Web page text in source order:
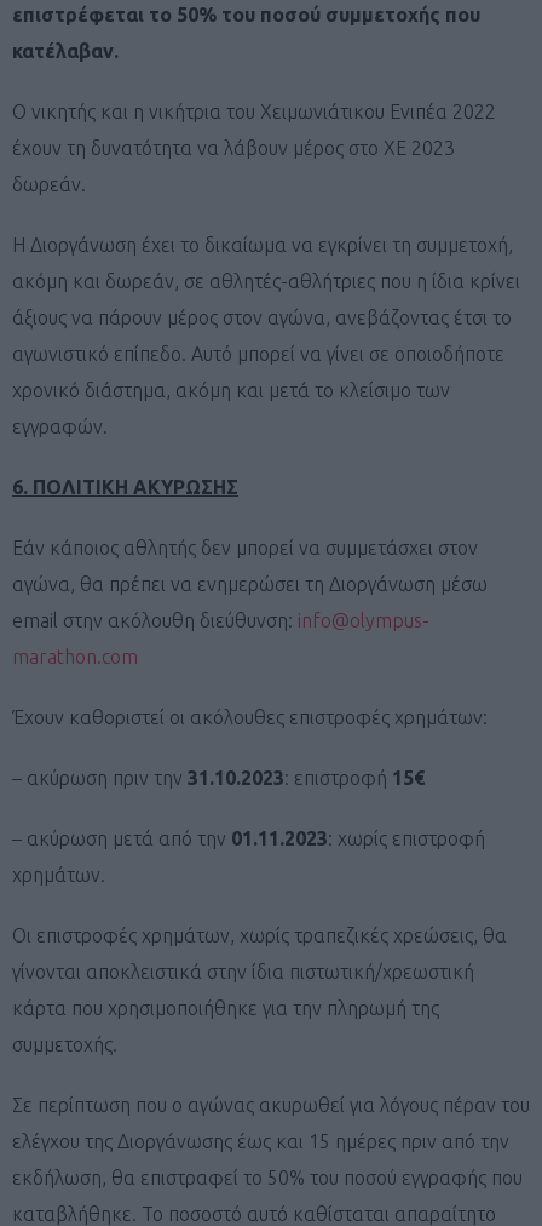
επιστρέφεται το 50% του ποσού συμμετοχής που
κατέλαβαν.
Ο νικητής και η νικήτρια του Χειμωνιάτικου Ενιπέα 2022
έχουν τη δυνατότητα να λάβουν μέρος στο ΧΕ 2023
δωρεάν.
Η Διοργάνωση έχει το δικαίωμα να εγκρίνει τη συμμετοχή,
ακόμη και δωρεάν, σε αθλητές-αθλήτριες που η ίδια κρίνει
άξιους να πάρουν μέρος στον αγώνα, ανεβάζοντας έτσι το
αγωνιστικό επίπεδο. Αυτό μπορεί να γίνει σε οποιοδήποτε
χρονικό διάστημα, ακόμη και μετά το κλείσιμο των
εγγραφών.
6. ΠΟΛΙΤΙΚΗ ΑΚΥΡΩΣΗΣ
Εάν κάποιος αθλητής δεν μπορεί να συμμετάσχει στον
αγώνα, θα πρέπει να ενημερώσει τη Διοργάνωση μέσω
email στην ακόλουθη διεύθυνση: info@olympus-
marathon.com
Έχουν καθοριστεί οι ακόλουθες επιστροφές χρημάτων:
– ακύρωση πριν την 31.10.2023: επιστροφή 15€
– ακύρωση μετά από την 01.11.2023: χωρίς επιστροφή
χρημάτων.
Οι επιστροφές χρημάτων, χωρίς τραπεζικές χρεώσεις, θα
γίνονται αποκλειστικά στην ίδια πιστωτική/χρεωστική
κάρτα που χρησιμοποιήθηκε για την πληρωμή της
συμμετοχής.
Σε περίπτωση που ο αγώνας ακυρωθεί για λόγους πέραν του
ελέγχου της Διοργάνωσης έως και 15 ημέρες πριν από την
εκδήλωση, θα επιστραφεί το 50% του ποσού εγγραφής που
καταβλήθηκε. Το ποσοστό αυτό καθίσταται απαραίτητο